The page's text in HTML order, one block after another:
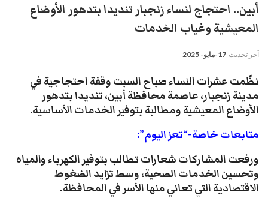
أبين.. احتجاج لنساء زنجبار تنديدا بتدهور الأوضاع
المعيشية وغياب الخدمات
آخر تحديث 17-مايو- 2025
نظّمت عشرات النساء صباح السبت وقفة احتجاجية في
مدينة زنجبار، عاصمة محافظة أبين، تنديدا بتدهور
الأوضاع المعيشية ومطالبة بتوفير الخدمات الأساسية.
متابعات خاصة-“تعز اليوم”:
ورفعت المشاركات شعارات تطالب بتوفير الكهرباء والمياه
وتحسين الخدمات الصحية، وسط تزايد الضغوط
الاقتصادية التي تعاني منها الأسر في المحافظة.